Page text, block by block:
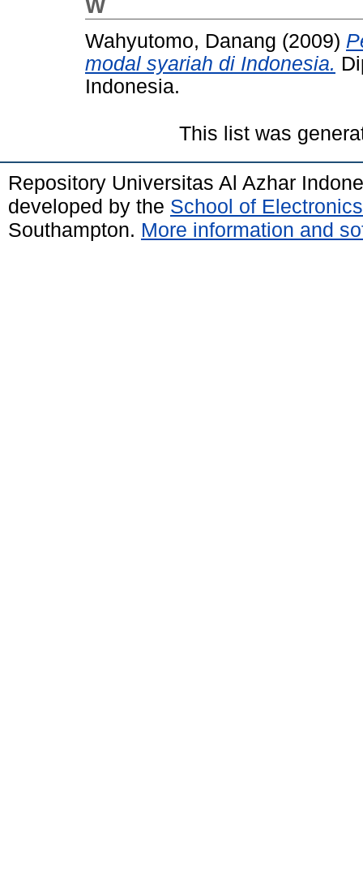
W
Wahyutomo, Danang (2009)
modal syariah di Indonesia.
Indonesia.
This list was
Repository Universitas Al Azhar
developed by the School of
Southampton. More information and